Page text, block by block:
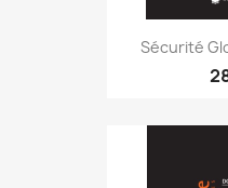
Sécurité